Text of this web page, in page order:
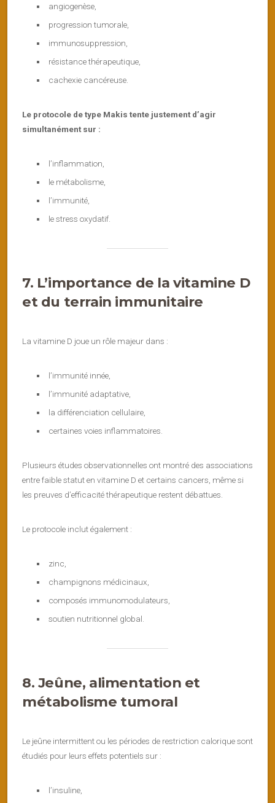
angiogenèse,
progression tumorale,
immunosuppression,
résistance thérapeutique,
cachexie cancéreuse.
Le protocole de type Makis tente justement d’agir
simultanément sur :
l’inflammation,
le métabolisme,
l’immunité,
le stress oxydatif.
7. L’importance de la vitamine D
et du terrain immunitaire
La vitamine D joue un rôle majeur dans :
l’immunité innée,
l’immunité adaptative,
la différenciation cellulaire,
certaines voies inflammatoires.
Plusieurs études observationnelles ont montré des associations
entre faible statut en vitamine D et certains cancers, même si
les preuves d’efficacité thérapeutique restent débattues.
Le protocole inclut également :
zinc,
champignons médicinaux,
composés immunomodulateurs,
soutien nutritionnel global.
8. Jeûne, alimentation et
métabolisme tumoral
Le jeûne intermittent ou les périodes de restriction calorique sont
étudiés pour leurs effets potentiels sur :
l’insuline,